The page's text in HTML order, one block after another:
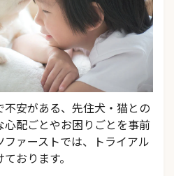
安がある、先住犬・猫との
配ごとやお困りごとを事前
ァーストでは、トライアル
おります。